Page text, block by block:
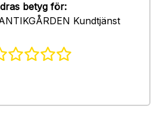
betyg för:
Kundtjänst